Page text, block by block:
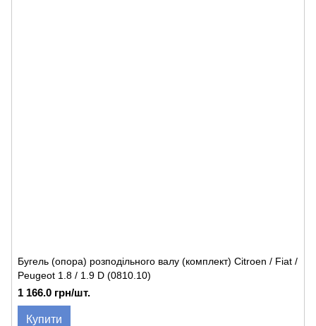
Бугель (опора) розподільного валу (комплект) Citroen / Fiat /
Peugeot 1.8 / 1.9 D (0810.10)
1 166.0 грн/шт.
Купити